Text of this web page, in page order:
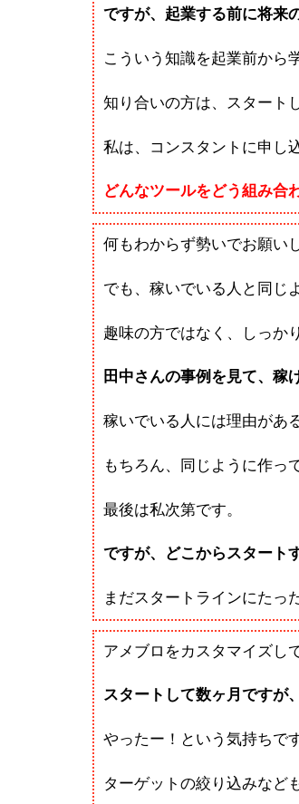
ですが、起業する前に将来
こういう知識を起業前から
知り合いの方は、スタート
私は、コンスタントに申し
どんなツールをどう組み合
何もわからず勢いでお願い
でも、稼いでいる人と同じ
趣味の方ではなく、しっか
田中さんの事例を見て、稼
稼いでいる人には理由があ
もちろん、同じように作っ
最後は私次第です。
ですが、どこからスタート
まだスタートラインにたっ
アメブロをカスタマイズし
スタートして数ヶ月ですが
やったー！という気持ちです
ターゲットの絞り込みなど